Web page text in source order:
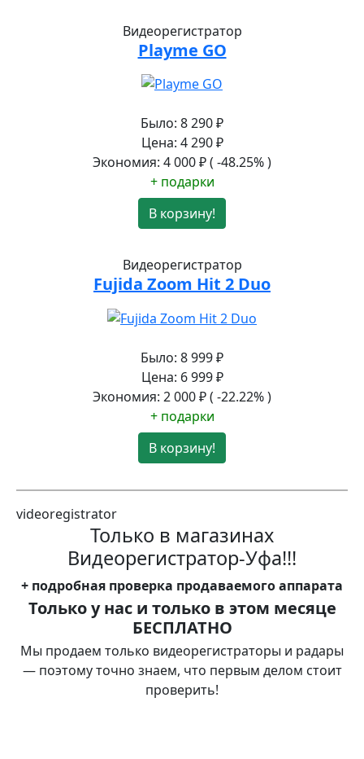
Видеорегистратор
Playme GO
Было: 8 290₽
Цена: 4 290 ₽
Экономия: 4 000₽( -48.25% )
+ подарки
В корзину!
Видеорегистратор
Fujida Zoom Hit 2 Duo
Было: 8 999₽
Цена: 6 999 ₽
Экономия: 2 000₽( -22.22% )
+ подарки
В корзину!
videoregistrator
Только в магазинах
Видеорегистратор-Уфа!!!
+ подробная проверка продаваемого аппарата
Только у нас и только в этом месяце
БЕСПЛАТНО
Мы продаем только видеорегистраторы и радары
— поэтому точно знаем, что первым делом стоит
проверить!